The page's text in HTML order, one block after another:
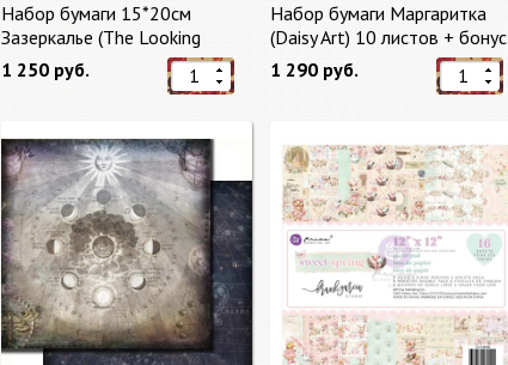
Набор бумаги 15*20см
Зазеркалье (The Looking
Glass) 27 листов от 49 Market
1 250 руб.
Набор бумаги Маргаритка
(Daisy Art) 10 листов + бонус
от Stamperia
1 290 руб.